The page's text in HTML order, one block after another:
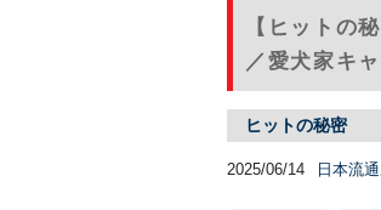
【ヒットの
／愛犬家キ
ヒットの秘密
2025/06/14 日本流